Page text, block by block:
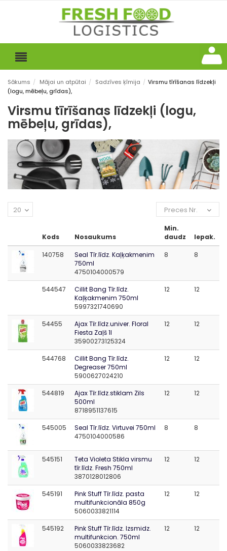
Sākums / Mājai un atpūtai / Sadzīves ķīmija / Virsmu tīrīšanas līdzekļi
(logu, mēbeļu, grīdas),
Virsmu tīrīšanas līdzekļi (logu,
mēbeļu, grīdas),
Preces Nr.
20
Kods Nosaukums
Min.
daudz
Iepak.
140758
Seal Tīr.līdz. Kaļķakmenim
750ml
4750104000579
8 8
544547
Cillit Bang Tīr.līdz.
Kaļķakmenim 750ml
5997321740690
12 12
54455
Ajax Tīr.līdz.univer. Floral
Fiesta Zaļš 1l
35900273125324
12 12
544768
Cillit Bang Tīr.līdz.
Degreaser 750ml
5900627024210
12 12
544819
Ajax Tīr.līdz.stiklam Zils
500ml
8718951137615
12 12
545005
Seal Tīr.līdz. Virtuvei 750ml
4750104000586
8 8
545151
Teta Violeta Stikla virsmu
tīr.līdz. Fresh 750ml
3870128012806
12 12
545191
Pink Stuff Tīr.līdz. pasta
multifunkcionāla 850g
5060033821114
12 12
545192
Pink Stuff Tīr.līdz. Izsmidz.
multifunkcion. 750ml
5060033823682
12 12